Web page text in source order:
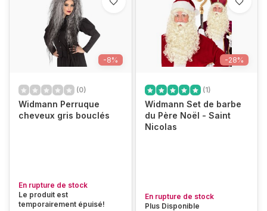
-8%
(0)
Widmann Perruque
cheveux gris bouclés
En rupture de stock
Le produit est
temporairement épuisé!
-28%
(1)
Widmann Set de barbe
du Père Noël - Saint
Nicolas
En rupture de stock
Plus Disponible